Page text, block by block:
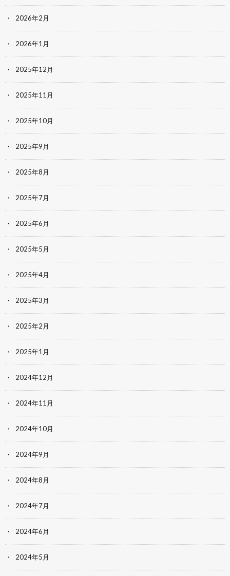
2026年2月
2026年1月
2025年12月
2025年11月
2025年10月
2025年9月
2025年8月
2025年7月
2025年6月
2025年5月
2025年4月
2025年3月
2025年2月
2025年1月
2024年12月
2024年11月
2024年10月
2024年9月
2024年8月
2024年7月
2024年6月
2024年5月